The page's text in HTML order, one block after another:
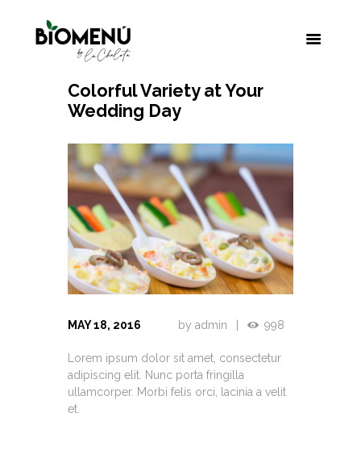
Colorful Variety at Your
Wedding Day
MAY 18, 2016 by admin 998
Lorem ipsum dolor sit amet, consectetur
adipiscing elit. Nunc porta fringilla
ullamcorper. Morbi felis orci, lacinia a velit
et.